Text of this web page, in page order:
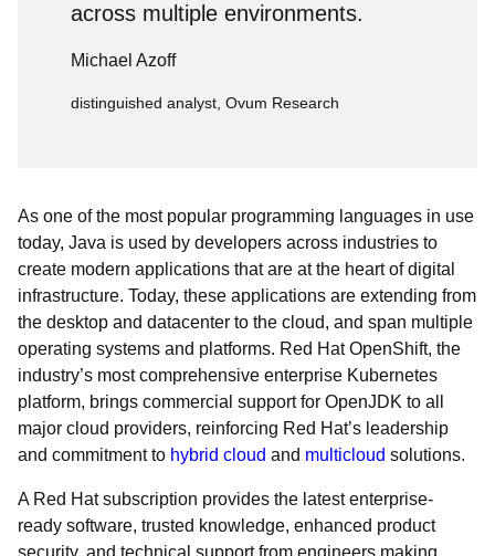
across multiple environments.
Michael Azoff
distinguished analyst, Ovum Research
As one of the most popular programming languages in use
today, Java is used by developers across industries to
create modern applications that are at the heart of digital
infrastructure. Today, these applications are extending from
the desktop and datacenter to the cloud, and span multiple
operating systems and platforms. Red Hat OpenShift, the
industry’s most comprehensive enterprise Kubernetes
platform, brings commercial support for OpenJDK to all
major cloud providers, reinforcing Red Hat’s leadership
and commitment to hybrid cloud and multicloud solutions.
A Red Hat subscription provides the latest enterprise-
ready software, trusted knowledge, enhanced product
security, and technical support from engineers making